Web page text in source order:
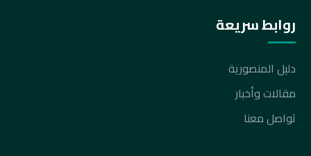
روابط سريعة
دليل المنصورية
مقالات وأخبار
تواصل معنا